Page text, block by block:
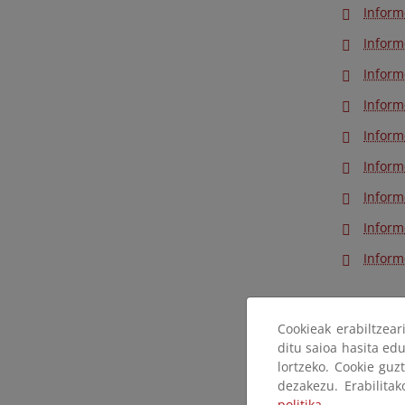
Cookieak
ditu saioa hasita
lortzeko. Cookie
dezakezu.